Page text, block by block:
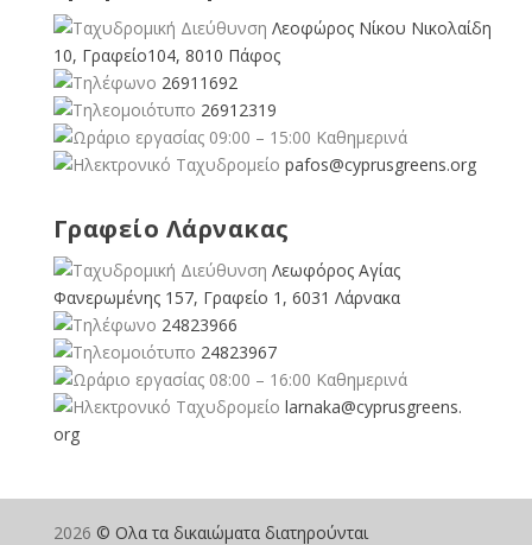
Λεοφώρος Νίκου Νικολαίδη
10, Γραφείο104, 8010 Πάφος
26911692
26912319
09:00 – 15:00 Καθημερινά
pafos@cyprusgreens.org
Γραφείο Λάρνακας
Λεωφόρος Αγίας
Φανερωμένης 157, Γραφείο 1, 6031 Λάρνακα
24823966
24823967
08:00 – 16:00 Καθημερινά
larnaka@cyprusgreens.
org
2026 © Ολα τα δικαιώματα διατηρούνται